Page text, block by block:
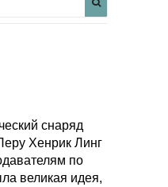
снаряд
Хенрик Линг
по
великая идея,